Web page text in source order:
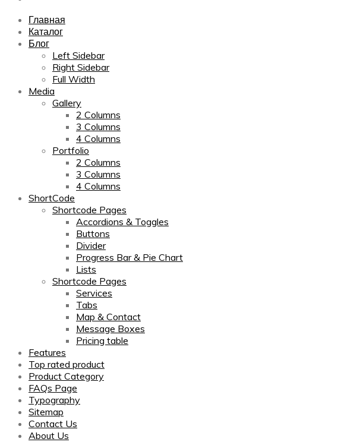
Главная
Каталог
Блог
Left Sidebar
Right Sidebar
Full Width
Media
Gallery
2 Columns
3 Columns
4 Columns
Portfolio
2 Columns
3 Columns
4 Columns
ShortCode
Shortcode Pages
Accordions & Toggles
Buttons
Divider
Progress Bar & Pie Chart
Lists
Shortcode Pages
Services
Tabs
Map & Contact
Message Boxes
Pricing table
Features
Top rated product
Product Category
FAQs Page
Typography
Sitemap
Contact Us
About Us